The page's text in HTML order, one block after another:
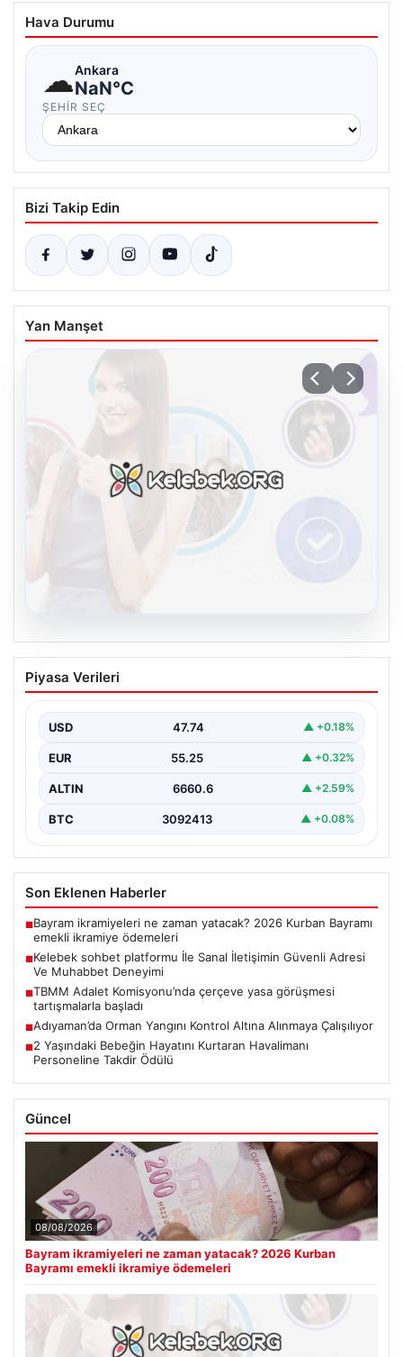
Hava Durumu
☁Ankara
NaN°C
ŞEHIR SEÇ
Bizi Takip Edin
Yan Manşet
Kelebek sohbet platformu İle Sanal
İletişimin Güvenli Adresi Ve Muhabbet
Sanal dünyasında bireylerin güvenli bir biçimde iletişim
çeşitli…
Piyasa Verileri
USD 47.74 ▲ +0.18%
EUR 55.25 ▲ +0.32%
ALTIN 6660.6 ▲ +2.59%
BTC 3092413 ▲ +0.08%
Son Eklenen Haberler
■Bayram ikramiyeleri ne zaman yatacak? 2026 Kurban Bayramı
emekli ikramiye ödemeleri
■Kelebek sohbet platformu İle Sanal İletişimin Güvenli Adresi
Ve Muhabbet Deneyimi
■TBMM Adalet Komisyonu’nda çerçeve yasa görüşmesi
tartışmalarla başladı
■Adıyaman’da Orman Yangını Kontrol Altına Alınmaya Çalışılıyor
■2 Yaşındaki Bebeğin Hayatını Kurtaran Havalimanı
Personeline Takdir Ödülü
Güncel
08/08/2026
Bayram ikramiyeleri ne zaman yatacak? 2026 Kurban
Bayramı emekli ikramiye ödemeleri